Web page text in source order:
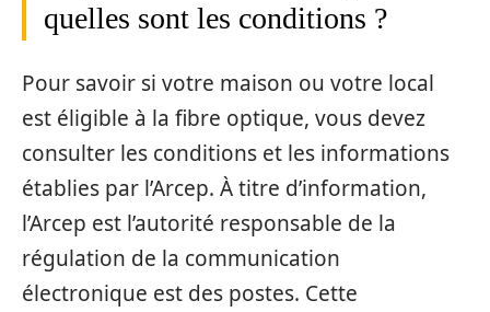
quelles sont les conditions ?
Pour savoir si votre maison ou votre local
est éligible à la fibre optique, vous devez
consulter les conditions et les informations
établies par l’Arcep. À titre d’information,
l’Arcep est l’autorité responsable de la
régulation de la communication
électronique est des postes. Cette